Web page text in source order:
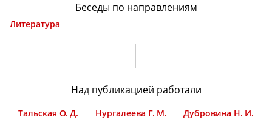
Беседы по направлениям
Литература
Над публикацией работали
Тальская О. Д. Нургалеева Г. М.
Дубровина Н. И.